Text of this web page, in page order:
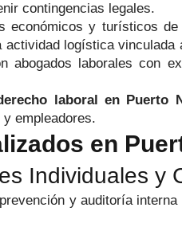
contingencias legales.
y turísticos
logística vinculada
laborales con
laboral en Puerto
empleadores.
en
Individuales y
y auditoría